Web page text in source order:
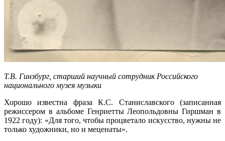
Т.В. Гинзбург, старший научный сотрудник Российского
национального музея музыки
Хорошо известна фраза К.С. Станиславского (записанная
режиссером в альбоме Генриетты Леопольдовны Гиршман в
1922 году): «Для того, чтобы процветало искусство, нужны не
только художники, но и меценаты».